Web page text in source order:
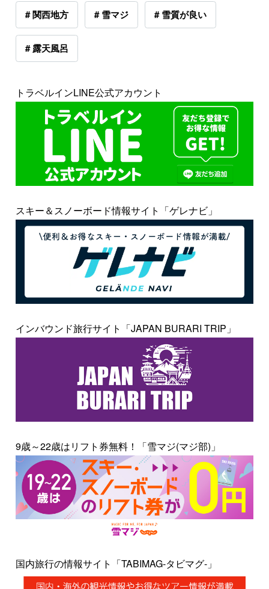
# 関西地方 # 雪マジ # 雪質が良い
# 露天風呂
トラベルインLINE公式アカウント
スキー＆スノーボード情報サイト「ゲレナビ」
インバウンド旅行サイト「JAPAN BURARI TRIP」
9歳～22歳はリフト券無料！「雪マジ(マジ部)」
国内旅行の情報サイト「TABIMAG-タビマグ-」